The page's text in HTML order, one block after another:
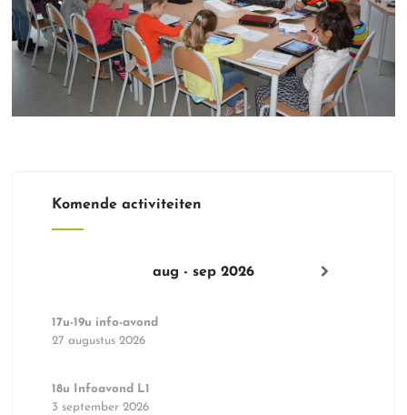
Komende activiteiten
aug - sep 2026
17u-19u info-avond
27 augustus 2026
18u Infoavond L1
3 september 2026